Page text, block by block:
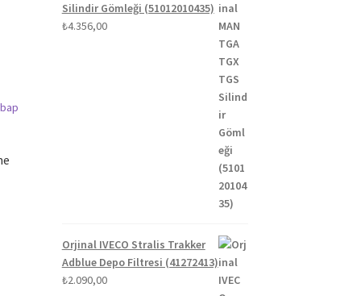
Silindir Gömleği (51012010435)
₺4.356,00
Orjinal IVECO Stralis Trakker
Adblue Depo Filtresi (41272413)
₺2.090,00